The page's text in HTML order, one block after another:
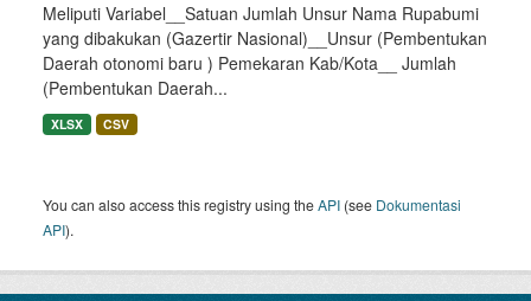
Meliputi Variabel__Satuan Jumlah Unsur Nama Rupabumi
yang dibakukan (Gazertir Nasional)__Unsur (Pembentukan
Daerah otonomi baru ) Pemekaran Kab/Kota__ Jumlah
(Pembentukan Daerah...
XLSX CSV
You can also access this registry using theAPI (see Dokumentasi
API).